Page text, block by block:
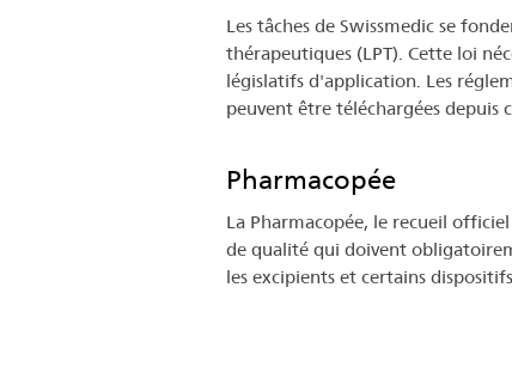
Les tâches de Swissmedic se
thérapeutiques (LPT). Cette loi
législatifs d'application. Les
peuvent être téléchargées depuis
Pharmacopée
La Pharmacopée, le recueil
de qualité qui doivent
les excipients et certains